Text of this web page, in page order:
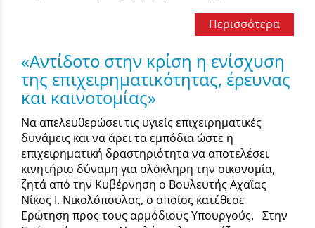
Περισσότερα
«Αντίδοτο στην κρίση η ενίσχυση
της επιχειρηματικότητας, έρευνας
και καινοτομίας»
Να απελευθερώσει τις υγιείς επιχειρηματικές
δυνάμεις και να άρει τα εμπόδια ώστε η
επιχειρηματική δραστηριότητα να αποτελέσει
κινητήριο δύναμη για ολόκληρη την οικονομία,
ζητά από την Κυβέρνηση ο Βουλευτής Αχαΐας
Νίκος Ι. Νικολόπουλος, ο οποίος κατέθεσε
Ερώτηση προς τους αρμόδιους Υπουργούς. Στην